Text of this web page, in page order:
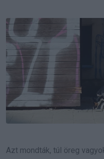
Azt mondták, túl öreg